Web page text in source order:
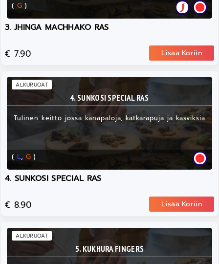
( G )
3. JHINGA MACHHAKO RAS
€ 7.90 Lisää Koriin
4. SUNKOSI SPECIAL RAS
Tulinen keitto jossa kanapaloja, katkarapuja ja kasviksia
( L, G )
ALKURUOAT
4. SUNKOSI SPECIAL RAS
€ 8.90 Lisää Koriin
5. KUKHURA FINGERS
ALKURUOAT